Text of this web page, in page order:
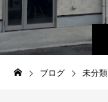
ブログ 未分類